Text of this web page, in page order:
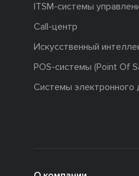
ITSM-системы
Call-центр
Искусственный
POS-системы (Point Of
Системы